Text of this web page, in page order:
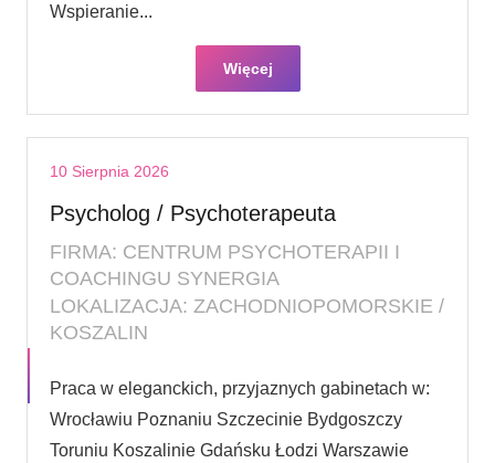
Wspieranie...
Więcej
10 Sierpnia 2026
Psycholog / Psychoterapeuta
FIRMA: CENTRUM PSYCHOTERAPII I
COACHINGU SYNERGIA
LOKALIZACJA: ZACHODNIOPOMORSKIE /
KOSZALIN
Praca w eleganckich, przyjaznych gabinetach w:
Wrocławiu Poznaniu Szczecinie Bydgoszczy
Toruniu Koszalinie Gdańsku Łodzi Warszawie